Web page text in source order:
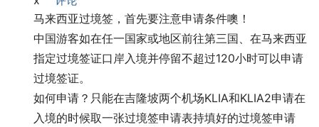
马来西亚过境签，首先要注意申请条件噢！
中国游客如在任一国家或地区前往第三国、在马来西亚
指定过境签证口岸入境并停留不超过120小时可以申请
过境签证。
如何申请？只能在吉隆坡两个机场KLIA和KLIA2申请在
入境的时候取一张过境签申请表持填好的过境签申请